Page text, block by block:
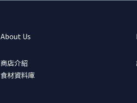
About Us
商店介紹
食材資料庫